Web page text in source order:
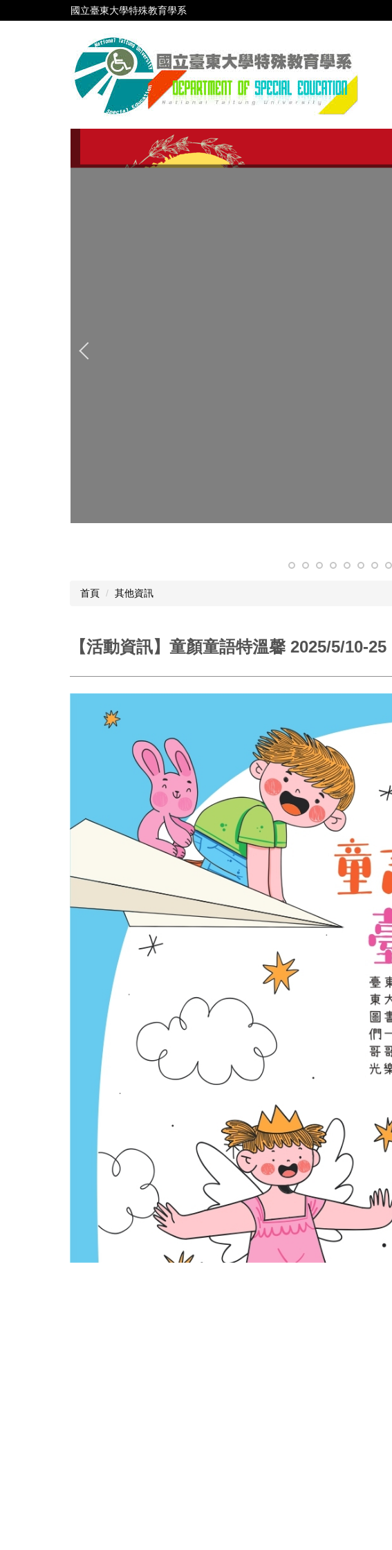
到
國立臺東大學特殊教育學系
首頁 其他資訊
【活動資訊】童顏童語特溫馨 2025/5/10-25